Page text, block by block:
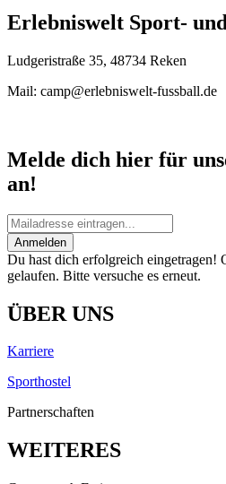
Erlebniswelt Sport-
Ludgeristraße 35, 48734 Reken
Mail: camp@erlebniswelt-fussball.de
Melde dich hier für
an!
Anmelden
Du hast dich erfolgreich eingetragen!
gelaufen. Bitte versuche es erneut.
ÜBER UNS
Karriere
Sporthostel
Partnerschaften
WEITERES